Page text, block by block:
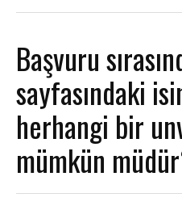
Başvuru
sayfasındaki
herhangi bir
mümkün